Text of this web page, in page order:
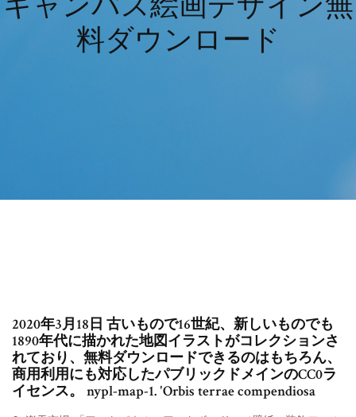
料ダウンロード
2020年3月18日 古いもので16世紀、新しいものでも
1890年代に描かれた地図イラストがコレクションさ
れており、無料ダウンロードできるのはもちろん、
商用利用にも対応したパブリックドメインのCC0ラ
イセンス。 nypl-map-1. 'Orbis terrae compendiosa